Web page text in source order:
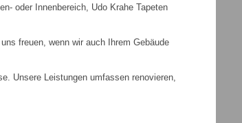
oder Innenbereich, Udo Krahe Tapeten
freuen, wenn wir auch Ihrem Gebäude
Unsere Leistungen umfassen renovieren,